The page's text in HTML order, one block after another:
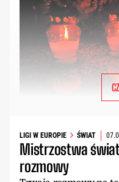
LIGI W EUROPIE ŚWIAT
Mistrzostwa
rozmowy